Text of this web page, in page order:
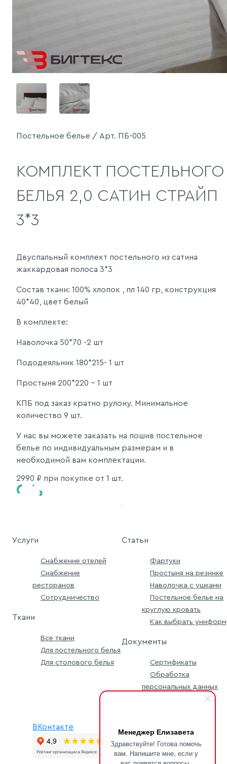
Менеджер Елизавета
Здравствуйте! Готова помочь
вам. Напишите мне, если у
Постельное белье / Арт. ПБ-005
КОМПЛЕКТ ПОСТЕЛЬНОГО
БЕЛЬЯ 2,0 САТИН СТРАЙП
3*3
Двуспальный комплект постельного из сатина
жаккардовая полоса 3*3
Состав ткани: 100% хлопок , пл 140 гр, конструкция
40*40, цвет белый
В комплекте:
Наволочка 50*70 -2 шт
Пододеяльник 180*215- 1 шт
Простыня 200*220 - 1 шт
КПБ под заказ кратно рулону. Минимальное
количество 9 шт.
У нас вы можете заказать на пошив постельное
белье по индивидуальным размерам и в
необходимой вам комплектации.
2990 ₽ при покупке от 1 шт.
Услуги
Снабжение отелей
Снабжение
ресторанов
Сотрудничество
Ткани
Все ткани
Для постельного белья
Для столового белья
Статьи
Фартуки
Простыня на резинке
Наволочка с ушками
Постельное белье на
круглую кровать
Как выбрать
Документы
Сертификаты
Обработка
персональных данных
ВКонтакте